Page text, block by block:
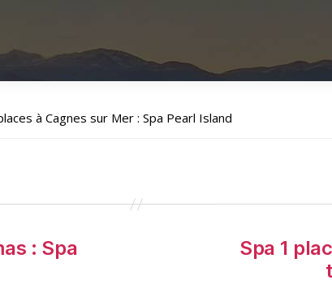
à Cagnes sur Mer : Spa Pearl Island
: Spa
Spa 1